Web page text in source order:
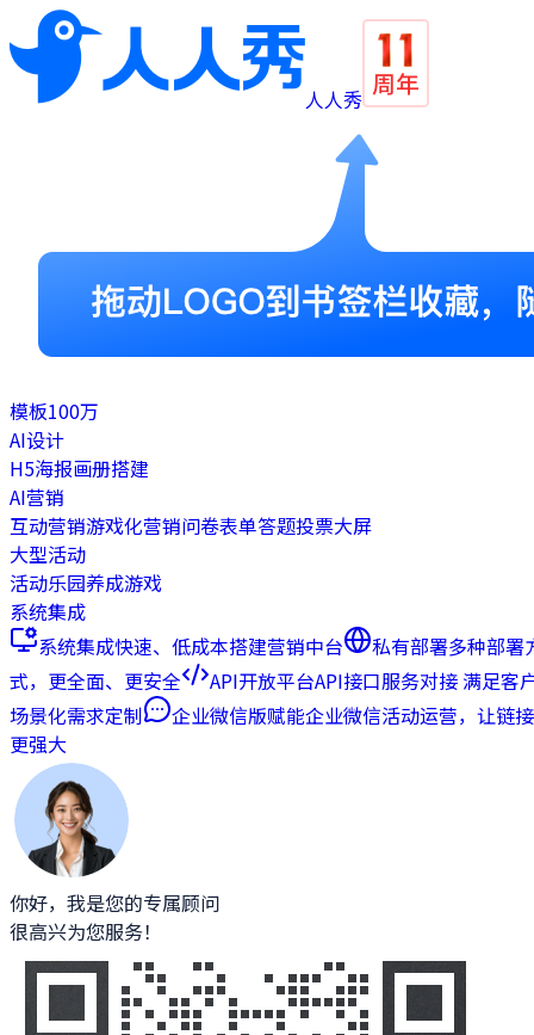
人人秀
模板100万
AI设计
H5海报画册搭建
AI营销
互动营销游戏化营销问卷表单答题投票大屏
大型活动
活动乐园养成游戏
系统集成
系统集成快速、低成本搭建营销中台 私有部署多种部署
式，更全面、更安全
API开放平台API接口服务对接 满足客
场景化需求定制
企业微信版赋能企业微信活动运营，让链接
更强大
你好，我是您的专属顾问
很高兴为您服务！